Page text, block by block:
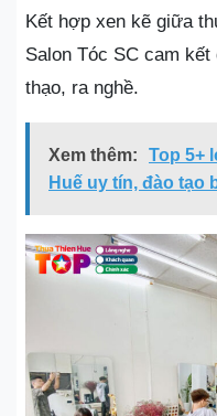
Kết hợp xen kẽ giữa
Salon Tóc SC cam
thạo, ra nghề.
Xem thêm:
Top 5+
Huế uy tín, đào tạo